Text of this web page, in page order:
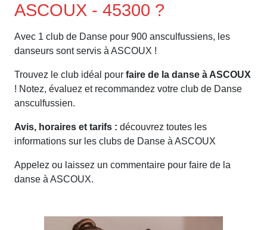
ASCOUX - 45300 ?
Avec 1 club de Danse pour 900 ansculfussiens, les
danseurs sont servis à ASCOUX !
Trouvez le club idéal pour faire de la danse à ASCOUX
! Notez, évaluez et recommandez votre club de Danse
ansculfussien.
Avis, horaires et tarifs : découvrez toutes les
informations sur les clubs de Danse à ASCOUX
Appelez ou laissez un commentaire pour faire de la
danse à ASCOUX.